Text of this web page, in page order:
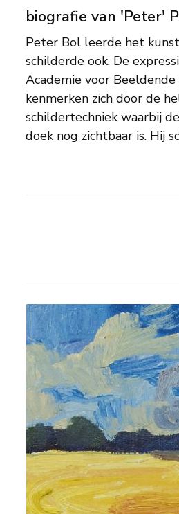
biografie van 'Peter'
Peter Bol leerde het
schilderde ook. De
Academie voor
kenmerken zich door de
schildertechniek waarbij
doek nog zichtbaar is. Hij
(bloem)stillevens. De
werkelijkheid te verbeelden
ondergaan de dramatiek
ontroerd door de